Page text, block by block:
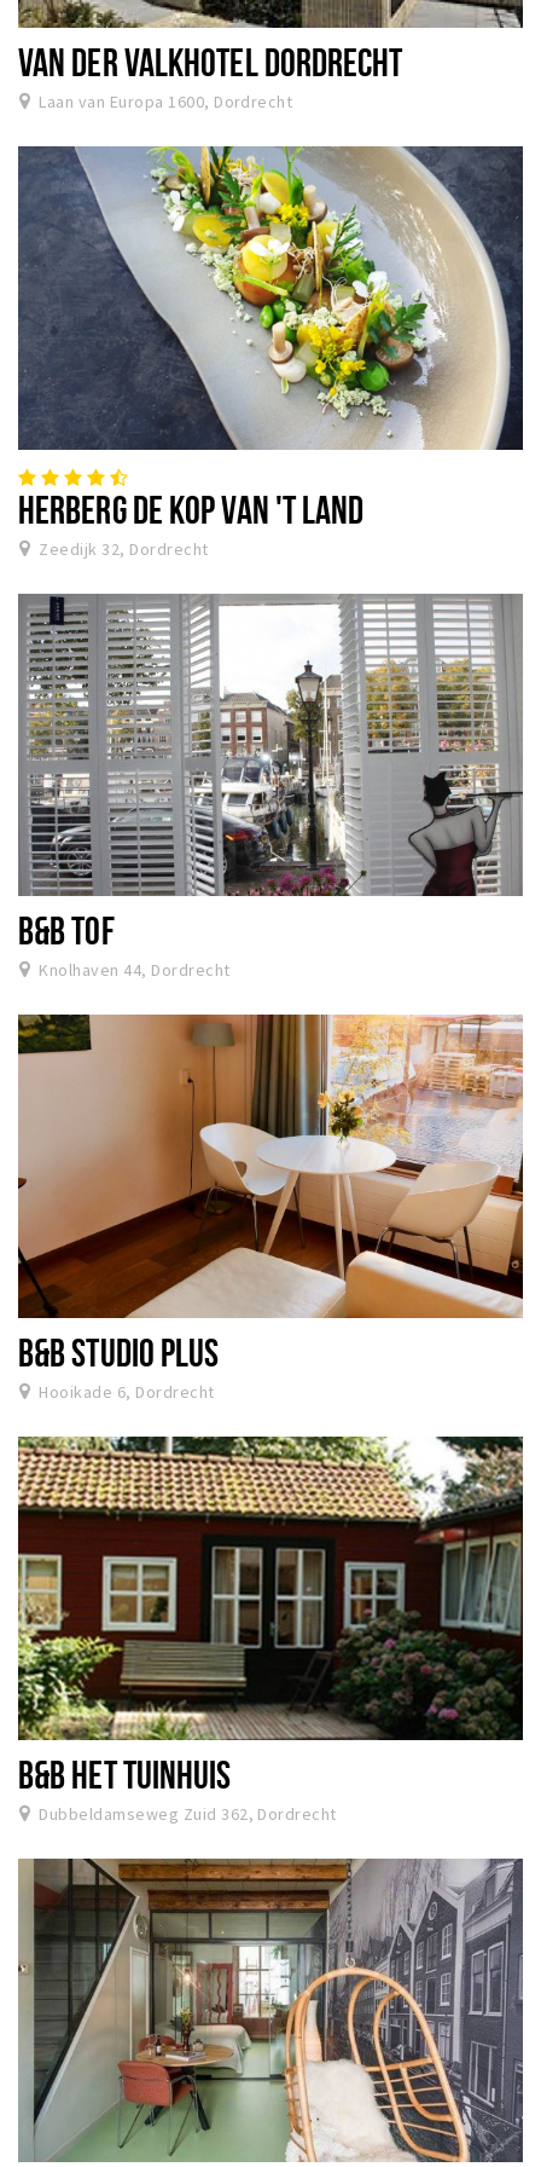
Recreatief
Winkels
Winkelgebieden
Parkeren
Bezienswaardigheden
Musea, theaters & podia
Uitjes & activiteiten
Toeristische routes
Sport
Natuur
Inloggen
VAN DER VALKHOTEL DORDRECHT
Laan van Europa 1600, Dordrecht
HERBERG DE KOP VAN 'T LAND
Zeedijk 32, Dordrecht
B&B TOF
Knolhaven 44, Dordrecht
B&B STUDIO PLUS
Hooikade 6, Dordrecht
B&B HET TUINHUIS
Dubbeldamseweg Zuid 362, Dordrecht